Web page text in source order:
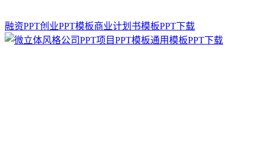
融资PPT创业PPT模板商业计划书模板PPT下载